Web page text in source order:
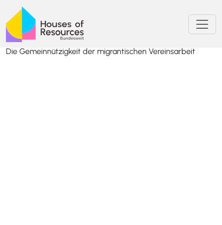
Die Gemeinnützigkeit der migrantischen Vereinsarbeit